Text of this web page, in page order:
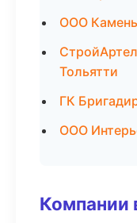
ООО
Тольятти
ГК
ООО
Компании